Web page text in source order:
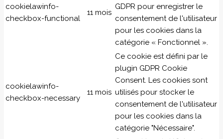
cookielawinfo-
checkbox-functional
11 mois
GDPR pour enregistrer le
consentement de l'utilisateur
pour les cookies dans la
catégorie « Fonctionnel ».
cookielawinfo-
checkbox-necessary
11 mois
Ce cookie est défini par le
plugin GDPR Cookie
Consent. Les cookies sont
utilisés pour stocker le
consentement de l'utilisateur
pour les cookies dans la
catégorie "Nécessaire".